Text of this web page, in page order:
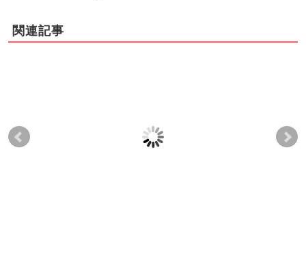
関連記事
目黒区中目黒M様「妊
産後骨盤矯正・産後ダ
港